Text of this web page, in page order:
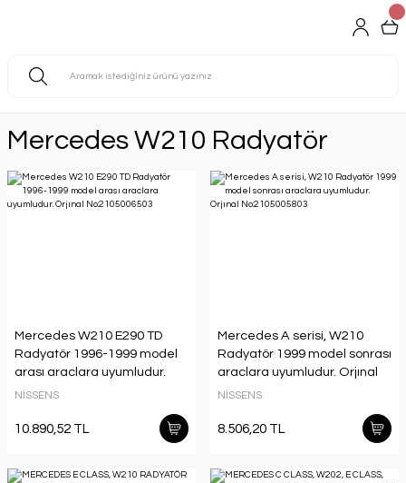
Mercedes W210 Radyatör
Mercedes W210 E290 TD
Radyatör 1996-1999 model
arası araclara uyumludur.
Orjınal No:2105006503
NİSSENS
10.890,52 TL
Mercedes A serisi, W210
Radyatör 1999 model sonrası
araclara uyumludur. Orjınal
No:2105005803
NİSSENS
8.506,20 TL